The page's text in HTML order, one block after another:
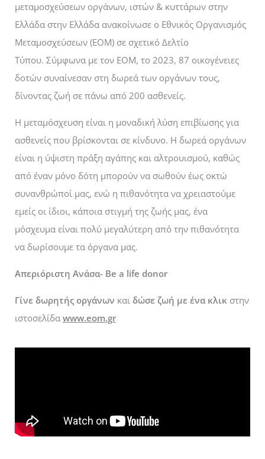
μεταμοσχεύσεων οργάνων, ιστών & κυττάρων στην
Ελλάδα στην Ελλάδα ανακοίνωσε ο Εθνικός Οργανισμός
Μεταμοσχεύσεων (ΕΟΜ) σε σχετικό Δελτίο
Τύπου. Σύμφωνα με τον ΕΟΜ, το 2023, 87 οικογένειες
δοτών συναίνεσαν στη δωρεά των οργάνων τους,
δίνοντας ζωή σε πάνω από 200 ασθενείς.
Η μεταμόσχευση είναι η μοναδική λύση επιβίωσης για
ασθενείς που βρίσκονται σε κίνδυνο. Η δωρεά οργάνων
είναι η ύψιστη πράξη αγάπης και αλτρουισμού, καθώς
από έναν μόνο δότη μπορούν να σωθούν έως οκτώ
συνανθρώποί μας, ενώ η πιθανότητα να χρειαστούμε
εμείς οι ίδιοι, κάποια στιγμή της ζωής μας, ένα
μόσχευμα είναι πολύ μεγαλύτερη από την πιθανότητα
να δωρίσουμε τα όργανα μας.
Απεριόριστη Ανάσα- Be a life donor
Γίνε δωρητής οργάνων και δώσε ζωή με ένα κλικ στην
ιστοσελίδα www.eom.gr